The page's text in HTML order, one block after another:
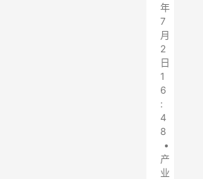
年
7
月
2
日
1
6
:
4
8
•
产
业